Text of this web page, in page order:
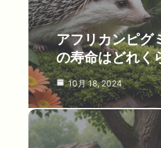
アフリカンピグ
の寿命はどれく
10月 18, 2024